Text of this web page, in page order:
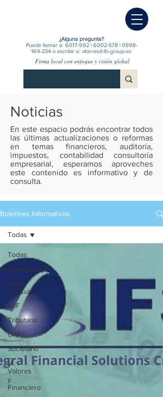
¿Alguna pregunta?
Puede llamar a: 6017-992| 6002-578| 0998-
169-234 o escribir a: vtorres@ifs-group.ec
Firma local con enfoque y visión global
Noticias
En este espacio podrás encontrar todos
las últimas actualizaciones o reformas
en temas financieros, auditoría,
impuestos, contabilidad consultoría
empresarial, esperamos aproveches
este contenido es informativo y de
consulta.
Boletines Informativos
Todas
Capacitación
Audit-
Consul.
NIIF
Tributario
UAFE
Societario
M.
Valores
y
Financiero
Todas